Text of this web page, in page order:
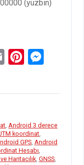
(yüzbin)
E
ail
Pi
er
t
se
g
er
, Android 3 derece
koordinat,
GPS, Android
Hesabı,
Haritacılık, GNSS,